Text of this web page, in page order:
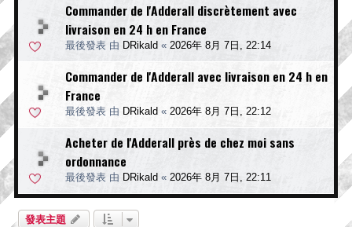
Commander de l'Adderall discrètement avec
livraison en 24 h en France
最後發表 由 DRikald « 2026年 8月 7日, 22:14
Commander de l'Adderall avec livraison en 24 h en
France
最後發表 由 DRikald « 2026年 8月 7日, 22:12
Acheter de l'Adderall près de chez moi sans
ordonnance
最後發表 由 DRikald « 2026年 8月 7日, 22:11
發表主題